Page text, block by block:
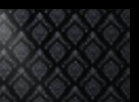
Login